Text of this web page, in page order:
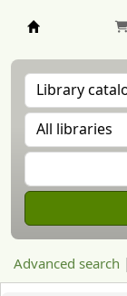
Advanced search